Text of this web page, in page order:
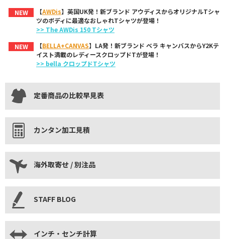
NEW
【AWDis】英国UK発！新ブランド アウディスからオリジナルTシャ
ツのボディに最適なおしゃれTシャツが登場！
>> The AWDis 150 Tシャツ
NEW
【BELLA+CANVAS】LA発！新ブランド ベラ キャンバスからY2Kテ
イスト満載のレディースクロップドTが登場！
>> bella クロップドTシャツ
定番商品の比較早見表
カンタン加工見積
海外取寄せ / 別注品
STAFF BLOG
インチ・センチ計算